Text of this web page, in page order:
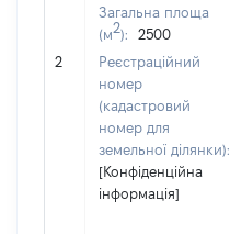
2
Загальна площа
(м2):
2500
Реєстраційний
номер
(кадастровий
номер для
земельної ділянки):
[Конфіденційна
інформація]